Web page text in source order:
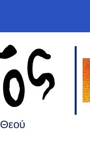
Θεού